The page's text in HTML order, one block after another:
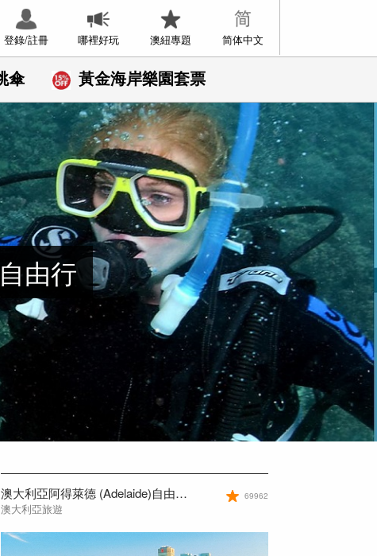
登錄/註冊 哪裡好玩 澳紐專題 简体中文
傘 黃金海岸樂園套票
由行
澳大利亞阿得萊德 (Adelaide)自由行須知
澳大利亞旅遊
69962